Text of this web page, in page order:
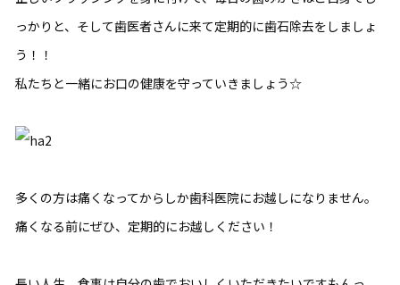
っかりと、そして歯医者さんに来て定期的に歯石除去をしましょ
う！！
私たちと一緒にお口の健康を守っていきましょう☆
多くの方は痛くなってからしか歯科医院にお越しになりません。
痛くなる前にぜひ、定期的にお越しください！